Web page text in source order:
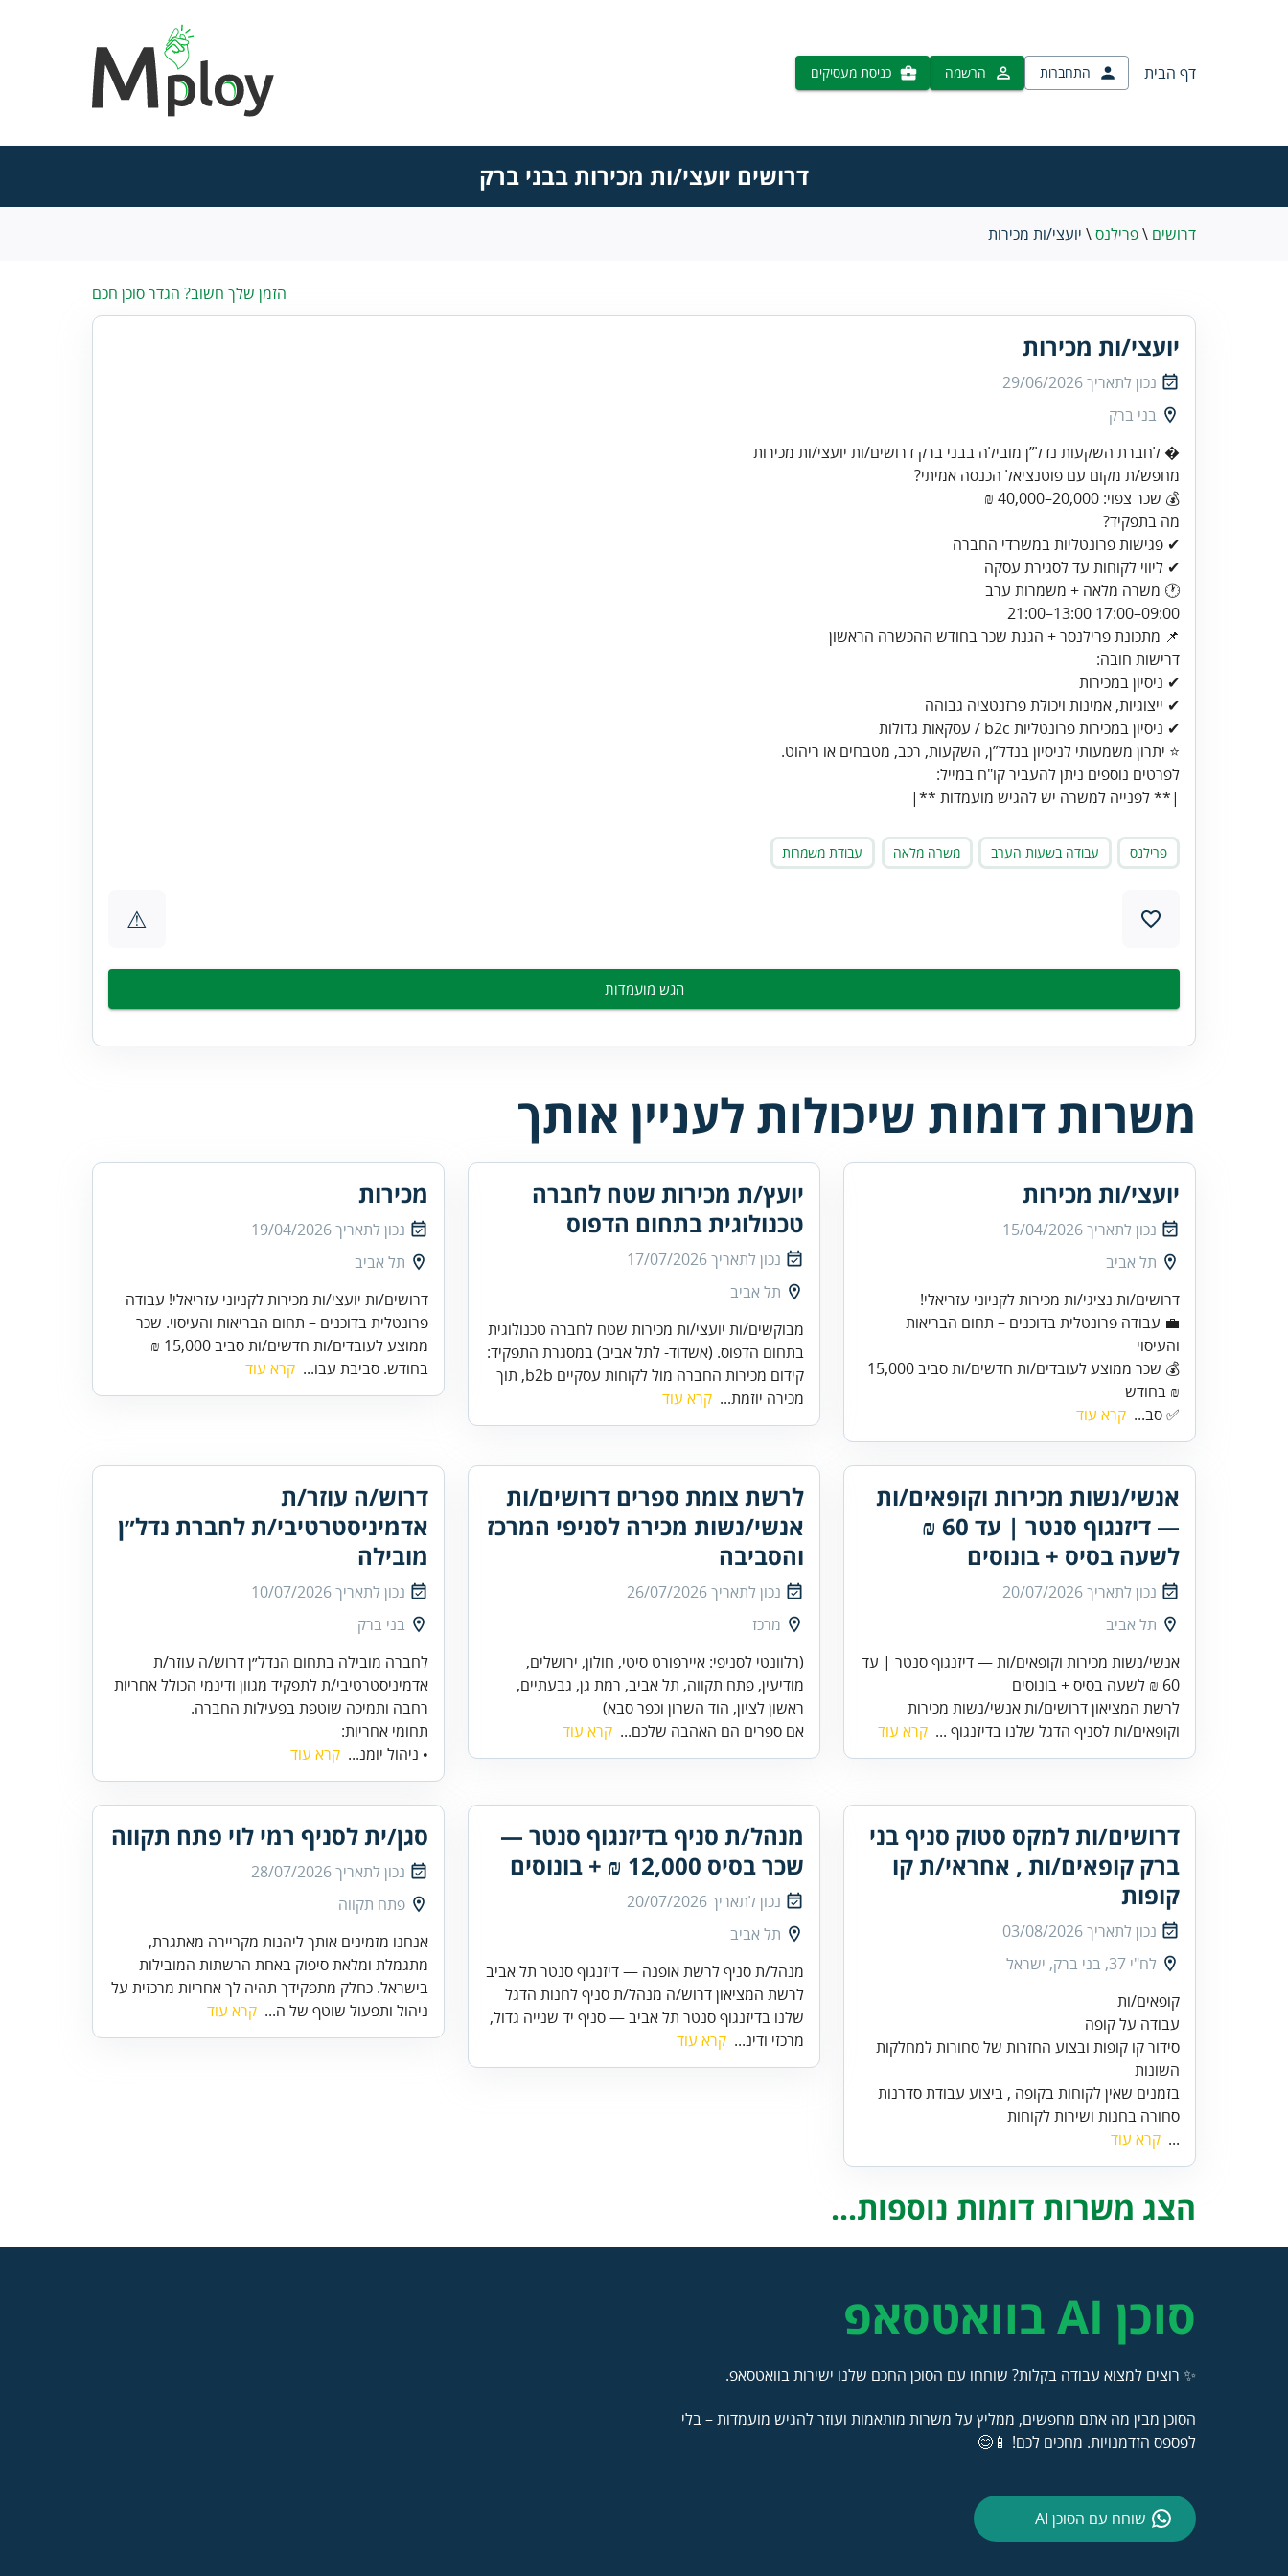
דף הבית התחברות הרשמה כניסת מעסיקים
דרושים יועצי/ות מכירות בבני ברק
דרושים \פרילנס\ יועצי/ות מכירות
הזמן שלך חשוב? הגדר סוכן חכם
יועצי/ות מכירות
נכון לתאריך29/06/2026
בני ברק
� לחברת השקעות נדל”ן מובילה בבני ברק דרושים/ות יועצי/ות מכירות
💰 שכר צפוי: 20,000–40,000 ₪
✔ ליווי לקוחות עד לסגירת עסקה
09:00–17:00 13:00–21:00
📌 מתכונת פרילנסר + הגנת שכר בחודש ההכשרה הראשון
✔ ניסיון במכירות פרונטליות b2c / עסקאות גדולות
⭐ יתרון משמעותי לניסיון בנדל”ן, השקעות, רכב, מטבחים או ריהוט.
|** לפנייה למשרה יש להגיש מועמדות **|
פרילנס עבודה בשעות הערב משרה מלאה עבודת משמרות
⚠
הגש מועמדות
משרות דומות שיכולות לעניין אותך
יועצי/ות מכירות
נכון לתאריך15/04/2026
תל אביב
דרושים/ות נציגי/ות מכירות לקניוני עזריאלי!
💼 עבודה פרונטלית בדוכנים – תחום הבריאות
💰 שכר ממוצע לעובדים/ות חדשים/ות סביב 15,000
₪ בחודש
✅ סב... קרא עוד
יועץ/ת מכירות שטח לחברה
טכנולוגית בתחום הדפוס
נכון לתאריך17/07/2026
תל אביב
מבוקשים/ות יועצי/ות מכירות שטח לחברה טכנולוגית
בתחום הדפוס. (אשדוד- לתל אביב) במסגרת התפקיד:
קידום מכירות החברה מול לקוחות עסקיים b2b, תוך
מכירה יוזמת... קרא עוד
מכירות
נכון לתאריך19/04/2026
תל אביב
דרושים/ות יועצי/ות מכירות לקניוני עזריאלי! עבודה
פרונטלית בדוכנים – תחום הבריאות והעיסוי. שכר
ממוצע לעובדים/ות חדשים/ות סביב 15,000 ₪
בחודש. סביבת עבו... קרא עוד
אנשי/נשות מכירות וקופאים/ות
— דיזנגוף סנטר | עד 60 ₪
לשעה בסיס + בונוסים
נכון לתאריך20/07/2026
תל אביב
אנשי/נשות מכירות וקופאים/ות — דיזנגוף סנטר | עד
60 ₪ לשעה בסיס + בונוסים
לרשת המציאון דרושים/ות אנשי/נשות מכירות
וקופאים/ות לסניף הדגל שלנו בדיזנגוף ... קרא עוד
לרשת צומת ספרים דרושים/ות
אנשי/נשות מכירה לסניפי המרכז
והסביבה
נכון לתאריך26/07/2026
מרכז
(רלוונטי לסניפי: איירפורט סיטי, חולון, ירושלים,
מודיעין, פתח תקווה, תל אביב, רמת גן, גבעתיים,
ראשון לציון, הוד השרון וכפר סבא)
אם ספרים הם האהבה שלכם... קרא עוד
דרוש/ה עוזר/ת
אדמיניסטרטיבי/ת לחברת נדל״ן
מובילה
נכון לתאריך10/07/2026
בני ברק
לחברה מובילה בתחום הנדל״ן דרוש/ה עוזר/ת
אדמיניסטרטיבי/ת לתפקיד מגוון ודינמי הכולל אחריות
רחבה ותמיכה שוטפת בפעילות החברה.
תחומי אחריות:
• ניהול יומנ... קרא עוד
דרושים/ות למקס סטוק סניף בני
ברק קופאים/ות , אחראי/ת קו
קופות
נכון לתאריך03/08/2026
לח"י 37, בני ברק, ישראל
סידור קו קופות ובצוע החזרות של סחורות למחלקות
בזמנים שאין לקוחות בקופה , ביצוע עבודת סדרנות
סחורה בחנות ושירות לקוחות
... קרא עוד
מנהל/ת סניף בדיזנגוף סנטר —
שכר בסיס 12,000 ₪ + בונוסים
נכון לתאריך20/07/2026
תל אביב
מנהל/ת סניף לרשת אופנה — דיזנגוף סנטר תל אביב
לרשת המציאון דרוש/ה מנהל/ת סניף לחנות הדגל
שלנו בדיזנגוף סנטר תל אביב — סניף יד שנייה גדול,
מרכזי ודינ... קרא עוד
סגן/ית לסניף רמי לוי פתח תקווה
נכון לתאריך28/07/2026
פתח תקווה
אנחנו מזמינים אותך ליהנות מקריירה מאתגרת,
מתגמלת ומלאת סיפוק באחת הרשתות המובילות
בישראל. כחלק מתפקידך תהיה לך אחריות מרכזית על
ניהול ותפעול שוטף של ה... קרא עוד
הצג משרות דומות נוספות...
סוכן AI בוואטסאפ
✨ רוצים למצוא עבודה בקלות? שוחחו עם הסוכן החכם שלנו ישירות בוואטסאפ.
הסוכן מבין מה אתם מחפשים, ממליץ על משרות מותאמות ועוזר להגיש מועמדות – בלי
לפספס הזדמנויות. מחכים לכם! 📱😊
שוחח עם הסוכן AI